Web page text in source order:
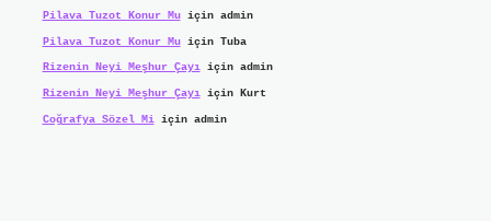
Pilava Tuzot Konur Muiçin admin
Pilava Tuzot Konur Muiçin Tuba
Rizenin Neyi Meşhur Çayıiçin admin
Rizenin Neyi Meşhur Çayıiçin Kurt
Coğrafya Sözel Miiçin admin